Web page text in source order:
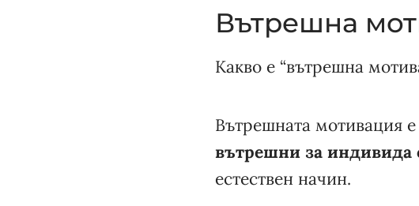
Вътрешна
Какво е “вътрешна
Вътрешната мотивация е
вътрешни за индивида
естествен начин.